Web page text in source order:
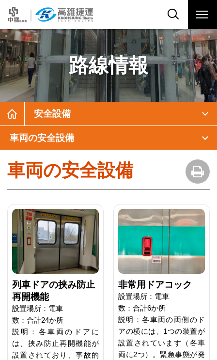
路線情報
安全設備
車両の安全設備
車両の安全設備
列車ドアの挟み防止
再開機能
設置場所：電車
数：合計24か所
説明：各車両のドアに
は、挟み防止再開機能が
設置されており、事故的
非常用ドアコック
設置場所：電車
数：合計6か所
説明：各車両の両側のド
アの横には、1つの装置が
設置されています（各車
両に2つ）。緊急事態が発